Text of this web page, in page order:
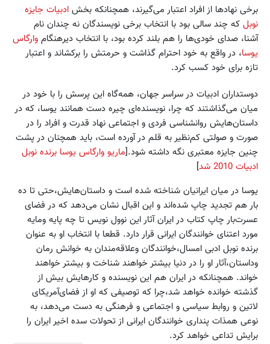
برخی نهادها از افراد اعتبار می‌گیرند، همچنانکه بخش ادبیات جایزه
نوبل که چند سالی بود با انتخاب برخی نویسندگان نه چندان نام
آشنا، صدای خودی‌ها را هم بلند کرده بود، با انتخاب دیرهنگام وارگاس
یوسا، ‌در واقع به خود احترام گذاشت و حرمتش را برکشاند و اعتبار
تازه برای خود کسب کرد.
دوستداران ادبیات در سراسر جهان، همه‌گاه این پرسش را با خود در
میان می‌گذاشتند که چرا، نویسنده‌ای چیره دست همانند یوسا، که در
داستان‌هایش روانشناسی فردی و اجتماعی نهاد قدرت و افراد را در
صورت و صولتی کم‌نظیر به قلم در ‌آورده است، باید همچنان در پشت
چنین جایزه‌ معتبری نگه داشته شود.[ماریو وارگاس یوسا برنده نوبل
ادبیات 2010 شد
]
یوسا در میان ایرانیان شناخته شده است و داستان‌هایش،حتی تا ده
بار هم تجدید چاپ شده‌اند و این اقبال نشان می‌دهد که در فضای
عسرت‌بار چاپ کتاب در ایران آثار این نوول نویس تا چه پایه ومایه‌
مورد اعتنای خوانندگان ایرانی قرار دارد. قطعا با انتخاب او به عنوان
برنده نوبل ادبی امسال،خوانندگان وعلاقه‌مندان به خوانش رمان
وداستان،آثار او را در دنیا بیشتر خواهند شناخت و بیشتر خواهند
خواند. همچنانکه در ایران هم این نویسنده و کارهایش بیش از
گذشته خوانده خواهد شد،چرا که توصیفی که او از فضای‌آمریکای
لاتین و روابط سیاسی و اجتماعی و فرهنگی به دست می‌دهد، به
نوعی همذات پنداری خوانندگان ایرانی از تحولات سده اخیر ایران را
برایش تداعی خواهد کرد.